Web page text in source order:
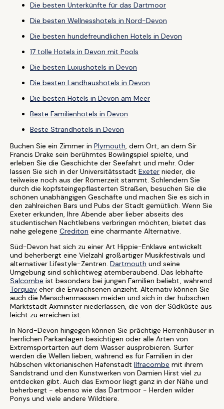
Die besten Unterkünfte für das Dartmoor
Die besten Wellnesshotels in Nord-Devon
Die besten hundefreundlichen Hotels in Devon
17 tolle Hotels in Devon mit Pools
Die besten Luxushotels in Devon
Die besten Landhaushotels in Devon
Die besten Hotels in Devon am Meer
Beste Familienhotels in Devon
Beste Strandhotels in Devon
Buchen Sie ein Zimmer in Plymouth, dem Ort, an dem Sir
Francis Drake sein berühmtes Bowlingspiel spielte, und
erleben Sie die Geschichte der Seefahrt und mehr. Oder
lassen Sie sich in der Universitätsstadt Exeter nieder, die
teilweise noch aus der Römerzeit stammt. Schlendern Sie
durch die kopfsteingepflasterten Straßen, besuchen Sie die
schönen unabhängigen Geschäfte und machen Sie es sich in
den zahlreichen Bars und Pubs der Stadt gemütlich. Wenn Sie
Exeter erkunden, Ihre Abende aber lieber abseits des
studentischen Nachtlebens verbringen möchten, bietet das
nahe gelegene Crediton eine charmante Alternative.
Süd-Devon hat sich zu einer Art Hippie-Enklave entwickelt
und beherbergt eine Vielzahl großartiger Musikfestivals und
alternativer Lifestyle-Zentren. Dartmouth und seine
Umgebung sind schlichtweg atemberaubend. Das lebhafte
Salcombe ist besonders bei jungen Familien beliebt, während
Torquay eher die Erwachsenen anzieht. Alternativ können Sie
auch die Menschenmassen meiden und sich in der hübschen
Marktstadt Axminster niederlassen, die von der Südküste aus
leicht zu erreichen ist.
In Nord-Devon hingegen können Sie prächtige Herrenhäuser in
herrlichen Parkanlagen besichtigen oder alle Arten von
Extremsportarten auf dem Wasser ausprobieren. Surfer
werden die Wellen lieben, während es für Familien in der
hübschen viktorianischen Hafenstadt Ilfracombe mit ihrem
Sandstrand und den Kunstwerken von Damien Hirst viel zu
entdecken gibt. Auch das Exmoor liegt ganz in der Nähe und
beherbergt - ebenso wie das Dartmoor - Herden wilder
Ponys und viele andere Wildtiere.